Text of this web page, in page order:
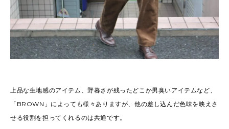
上品な生地感のアイテム、野暮さが残ったどこか男臭いアイテムなど、
「BROWN」によっても様々ありますが、他の差し込んだ色味を映えさ
せる役割を担ってくれるのは共通です。